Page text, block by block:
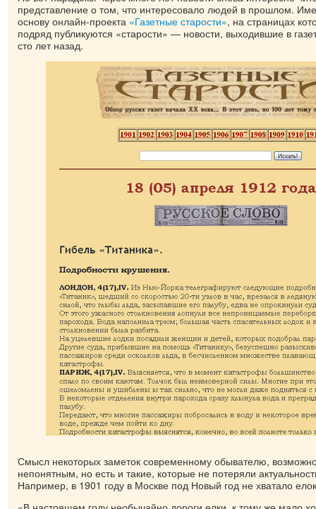
представление о том, что интересовало людей в прошлом.
основу онлайн-проекта «Газетные старости», на страницах
подряд публикуются «старости» — новости, выходившие в
сто лет назад.
Смысл некоторых заметок современному обывателю,
непонятным, но есть и такие, которые не потеряли
Например, в 1901 году в Москве под Новый год не хватало